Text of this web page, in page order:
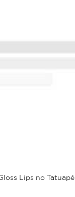
Lips no Tatuapé